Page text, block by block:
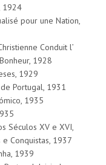
1924
pour une Nation,
Conduit l’
1928
1929
Portugal, 1931
1935
Séculos XV e XVI,
Conquistas, 1937
1939